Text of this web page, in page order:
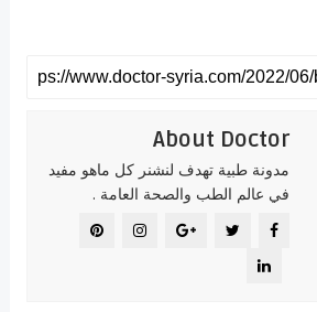
About Doctor
مدونة طبية تهدف لنشنر كل ماهو مفيد
في عالم الطب والصحة العامة .